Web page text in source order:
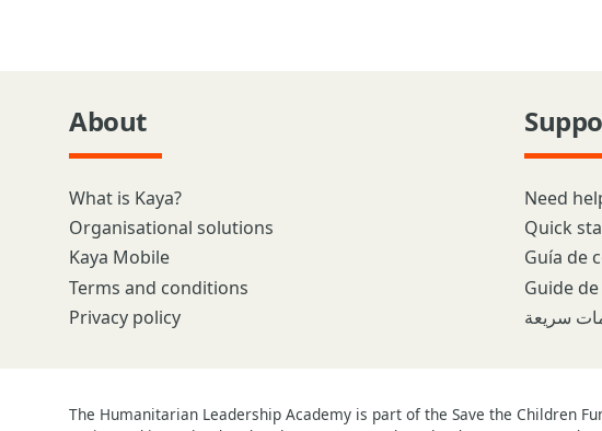
About
What is Kaya?
Organisational solutions
Kaya Mobile
Terms and conditions
Privacy policy
Need
Quick
Guía de
Guide
سريعة
The Humanitarian Leadership Academy is part of the Save the Children